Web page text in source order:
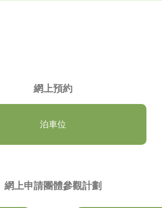
網上預約
泊車位
網上申請團體參觀計劃